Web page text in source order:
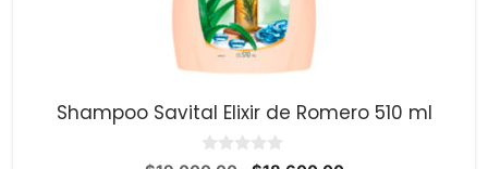
Shampoo Savital Elixir de Romero 510 ml
0